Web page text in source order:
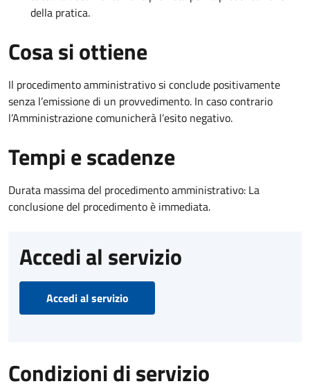
della pratica.
Cosa si ottiene
Il procedimento amministrativo si conclude positivamente
senza l’emissione di un provvedimento. In caso contrario
l’Amministrazione comunicherà l’esito negativo.
Tempi e scadenze
Durata massima del procedimento amministrativo: La
conclusione del procedimento è immediata.
Accedi al servizio
Accedi al servizio
Condizioni di servizio